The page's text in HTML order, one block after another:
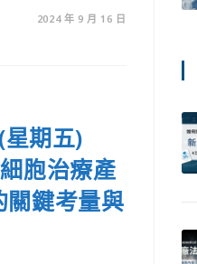
2024 年 9 月 16 日
期五)
胞治療產
關鍵考量與